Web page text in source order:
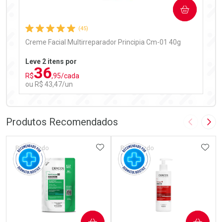
(45)
Creme Facial Multirreparador Principia Cm-01 40g
Leve 2 itens por
R$36,95/cada
ou R$ 43,47/un
COMPRAR
Laboratório
Ativar Desconto
Por Menos
Produtos Recomendados Imagem
Patrocinado ADICIONAR AOS FAVORITOS
Patrocinado